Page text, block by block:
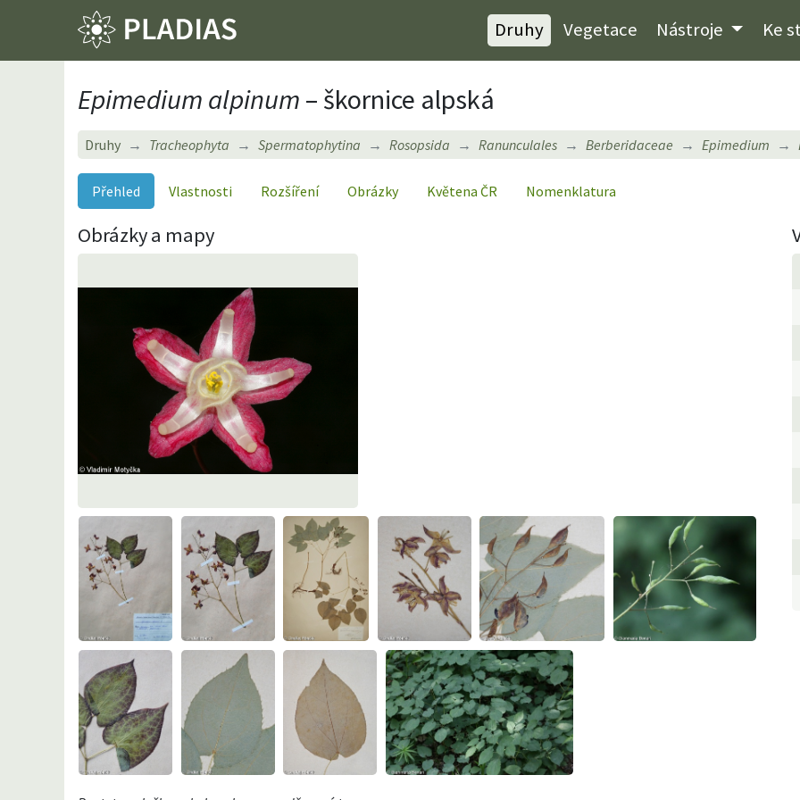
Druhy Vegetace Nástroje Ke
Epimedium alpinum – škornice alpská
Druhy Tracheophyta Spermatophytina Rosopsida Ranunculales Berberidaceae Epimedium
Přehled Vlastnosti Rozšíření Obrázky Květena ČR Nomenklatura
Obrázky a mapy